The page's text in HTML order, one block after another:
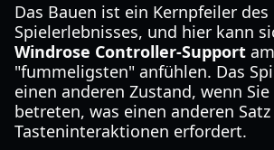
Das Bauen ist ein Kernpfeiler des
Spielerlebnisses, und hier kann
Windrose Controller-Support am
"fummeligsten" anfühlen. Das
einen anderen Zustand, wenn
betreten, was einen anderen
Tasteninteraktionen erfordert.